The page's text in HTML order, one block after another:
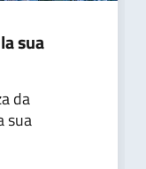
sua
da
sua